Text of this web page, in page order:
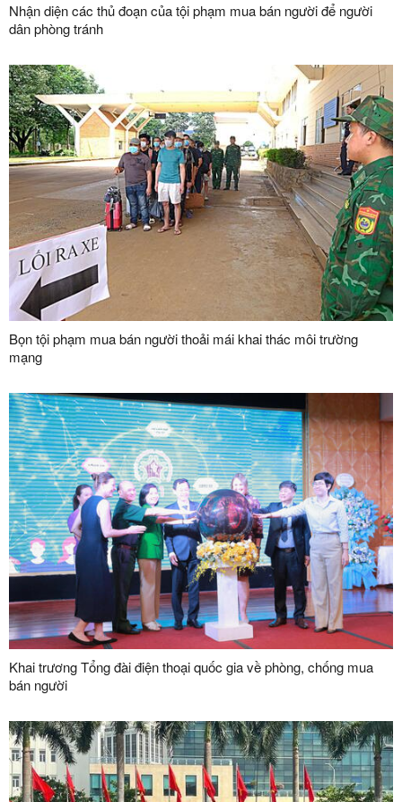
Nhận diện các thủ đoạn của tội phạm mua bán người để người
dân phòng tránh
Bọn tội phạm mua bán người thoải mái khai thác môi trường
mạng
Khai trương Tổng đài điện thoại quốc gia về phòng, chống mua
bán người